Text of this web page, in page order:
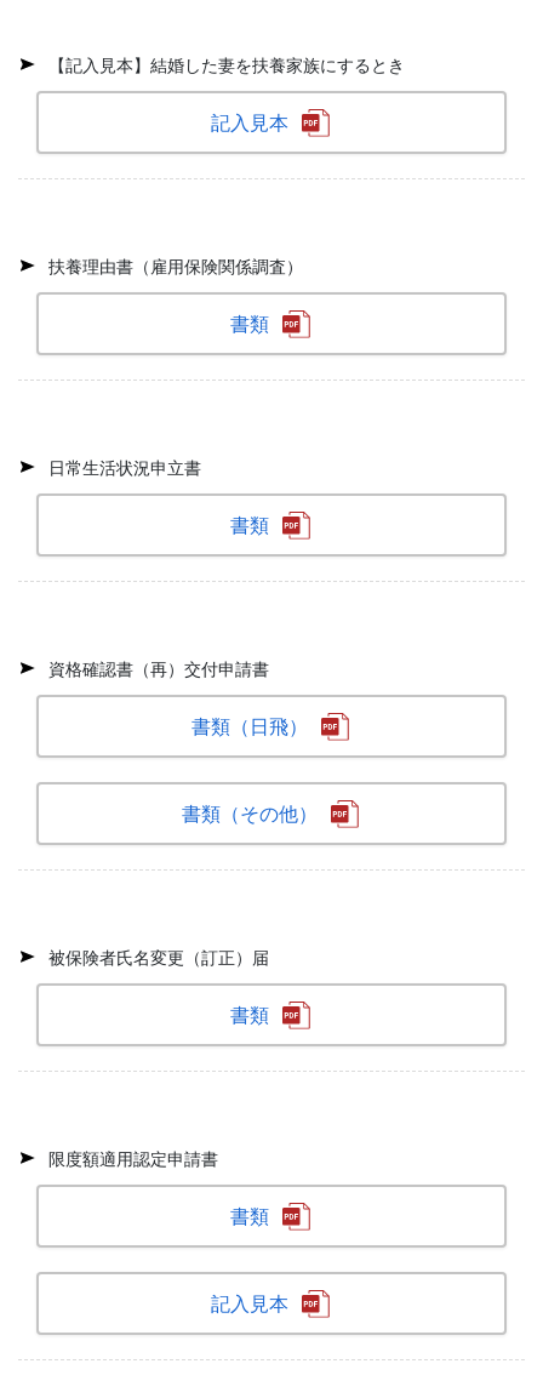
【記入見本】結婚した妻を扶養家族にするとき
記入見本
扶養理由書（雇用保険関係調査）
書類
日常生活状況申立書
書類
資格確認書（再）交付申請書
書類（日飛）
書類（その他）
被保険者氏名変更（訂正）届
書類
限度額適用認定申請書
書類
記入見本